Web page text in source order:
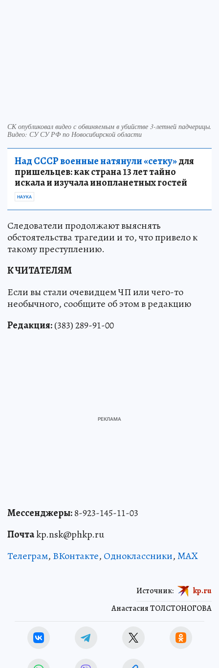
СК опубликовал видео с обвиняемым в убийстве 3-летней падчерицы.
Видео: СУ СУ РФ по Новосибирской области
Над СССР военные натянули «сетку»для
пришельцев: как страна 13 лет тайно
искала и изучала инопланетных гостей
НАУКА
Следователи продолжают выяснять
обстоятельства трагедии и то, что привело к
такому преступлению.
К ЧИТАТЕЛЯМ
Если вы стали очевидцем ЧП или чего-то
необычного, сообщите об этом в редакцию
Редакция:(383) 289-91-00
Мессенджеры:8-923-145-11-03
Почтаkp.nsk@phkp.ru
Телеграм, ВКонтакте, Одноклассники,MAX
Анастасия ТОЛСТОНОГОВА
Источник: kp.ru